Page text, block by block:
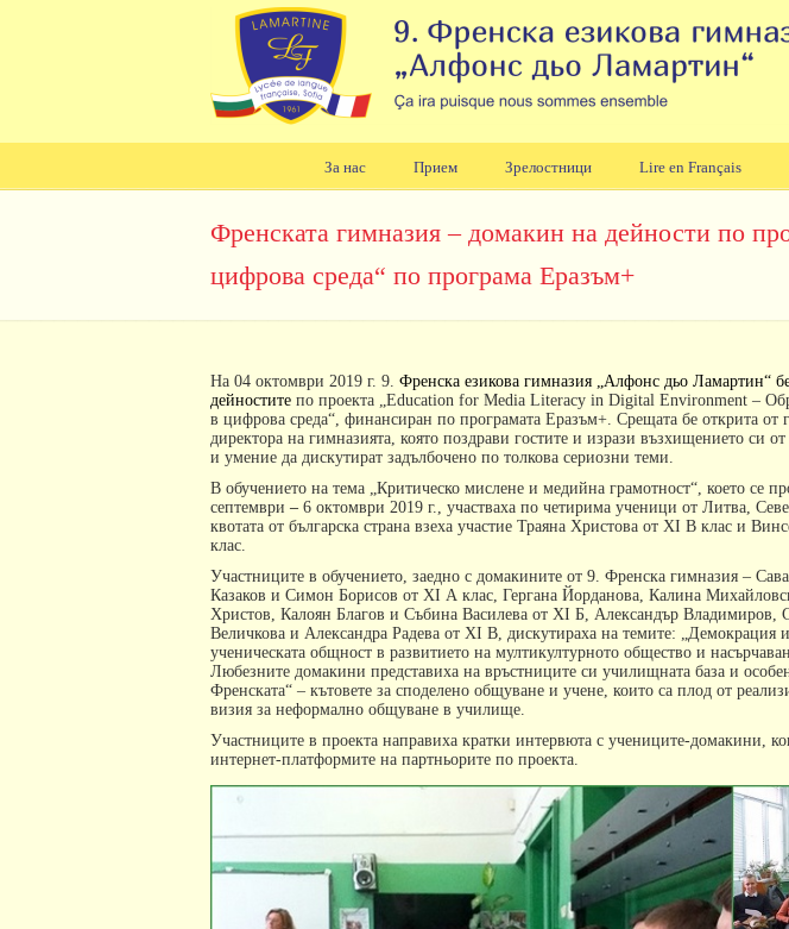
За нас Прием Зрелостници Lire en Français
Навигация
Френската гимназия – домакин на дейности по
цифрова среда“ по програма Еразъм+
На 04 октомври 2019 г. 9. Френска езикова гимназия „Алфонс дьо Ламартин“
дейностите по проекта „Education for Media Literacy in Digital Environment –
в цифрова среда“, финансиран по програмата Еразъм+. Срещата бе открита от
директора на гимназията, която поздрави гостите и изрази възхищението си
и умение да дискутират задълбочено по толкова сериозни теми.
В обучението на тема „Критическо мислене и медийна грамотност“, което се
септември – 6 октомври 2019 г., участваха по четирима ученици от Литва,
квотата от българска страна взеха участие Траяна Христова от ХІ В клас и
клас.
Участниците в обучението, заедно с домакините от 9. Френска гимназия –
Казаков и Симон Борисов от ХІ А клас, Гергана Йорданова, Калина
Христов, Калоян Благов и Събина Василева от ХІ Б, Александър Владимиров,
Величкова и Александра Радева от ХІ В, дискутираха на темите: „Демокрация
ученическата общност в развитието на мултикултурното общество и
Любезните домакини представиха на връстниците си училищната база и
Френската“ – кътовете за споделено общуване и учене, които са плод от
визия за неформално общуване в училище.
Участниците в проекта направиха кратки интервюта с учениците-домакини,
интернет-платформите на партньорите по проекта.